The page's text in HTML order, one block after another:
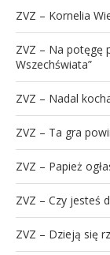
ZVZ – Kornelia
ZVZ – Na potęgę
Wszechświata”
ZVZ – Nadal
ZVZ – Ta gra
ZVZ – Papież
ZVZ – Czy jesteś
ZVZ – Dzieją się